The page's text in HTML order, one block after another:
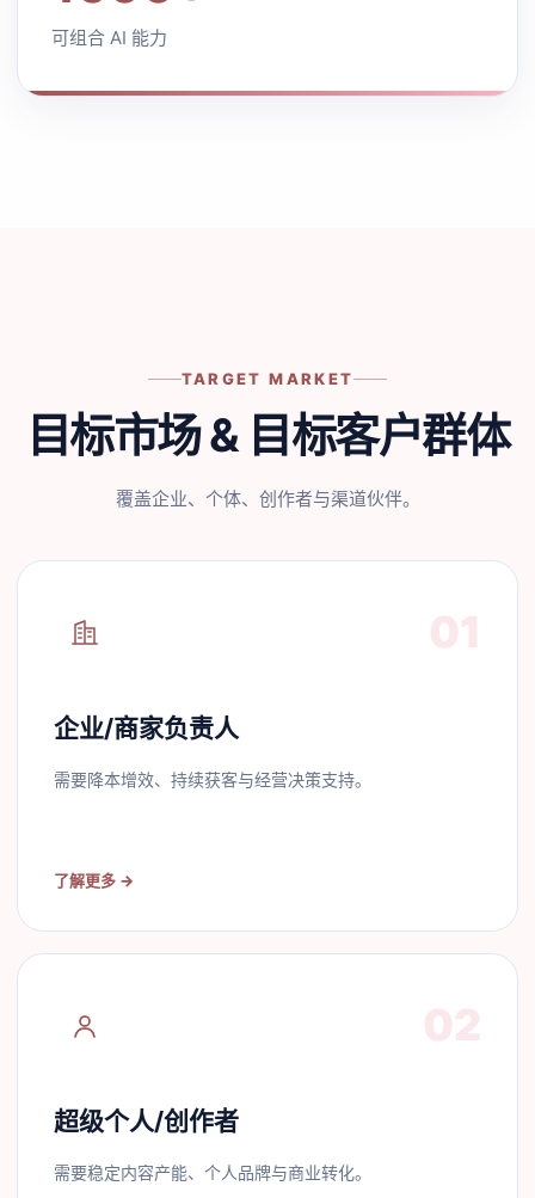
可组合 AI 能力
TARGET MARKET
目标市场 & 目标客户群体
覆盖企业、个体、创作者与渠道伙伴。
企业/商家负责人
需要降本增效、持续获客与经营决策支持。
了解更多 →
超级个人/创作者
需要稳定内容产能、个人品牌与商业转化。